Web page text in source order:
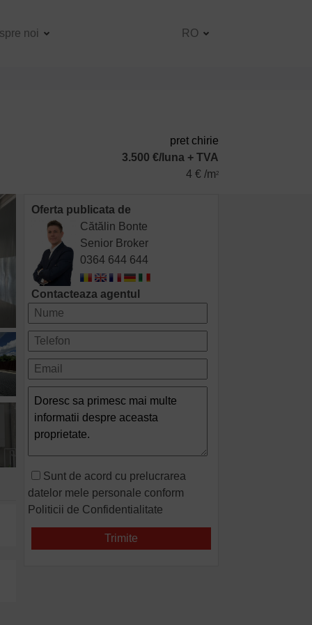
noi RO
pret chirie
3.500 €/luna + TVA
4 € /m2
Oferta publicata de
Cătălin Bonte
Senior Broker
0364 644 644
Contacteaza agentul
Sunt de acord cu prelucrarea
datelor mele personale conform
Politicii de Confidentialitate